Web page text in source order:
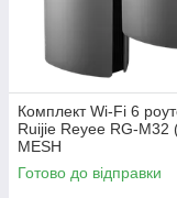
Комплект Wi-Fi 6
Ruijie Reyee RG-M32
MESH
Готово до відправки